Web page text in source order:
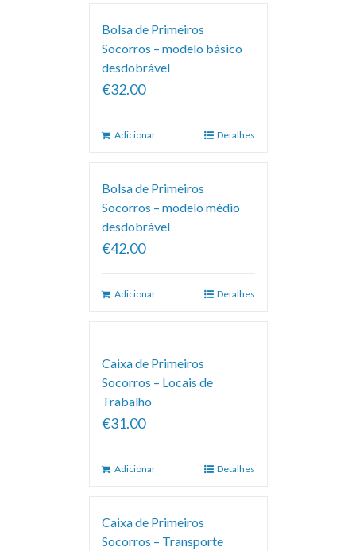
Bolsa de Primeiros
Socorros – modelo básico
desdobrável
€32.00
Adicionar Detalhes
Bolsa de Primeiros
Socorros – modelo médio
desdobrável
€42.00
Adicionar Detalhes
Caixa de Primeiros
Socorros – Locais de
Trabalho
€31.00
Adicionar Detalhes
Caixa de Primeiros
Socorros – Transporte